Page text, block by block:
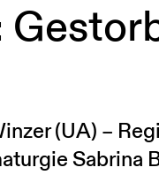
(UA) –
Sabrina